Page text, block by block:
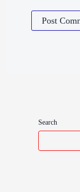
Search